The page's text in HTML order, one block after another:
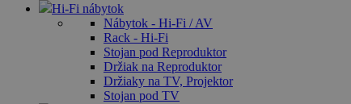
Hi-Fi nábytok
Nábytok - Hi-Fi / AV
Rack - Hi-Fi
Stojan pod Reproduktor
Držiak na Reproduktor
Držiaky na TV, Projektor
Stojan pod TV